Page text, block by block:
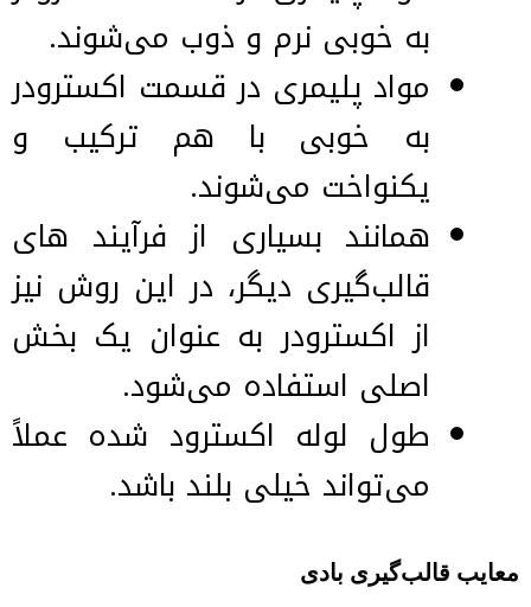
به خوبی نرم و ذوب می‌شوند.
مواد پلیمری در قسمت اکسترودر
به خوبی با هم ترکیب و
یکنواخت می‌شوند.
همانند بسیاری از فرآیند های
قالب‌گیری دیگر، در این روش نیز
از اکسترودر به عنوان یک بخش
اصلی استفاده می‌شود.
طول لوله اکسترود شده عملاً
می‌تواند خیلی بلند باشد.
معایب قالب‌گیری بادی